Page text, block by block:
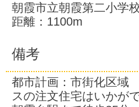
朝霞市立朝霞第二小
距離：1100m
備考
都市計画：市街化区域
スの注文住宅はいかが